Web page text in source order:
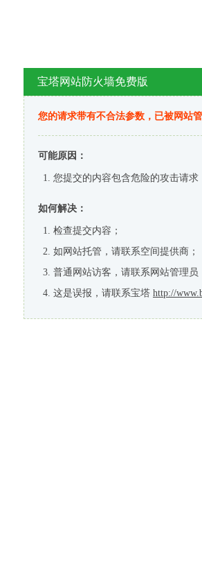
宝塔网站防火墙免费版
您的请求带有不合法参数，已被网站
可能原因：
您提交的内容包含危险的攻击请求
如何解决：
检查提交内容；
如网站托管，请联系空间提供商；
普通网站访客，请联系网站管理员
这是误报，请联系宝塔 http://